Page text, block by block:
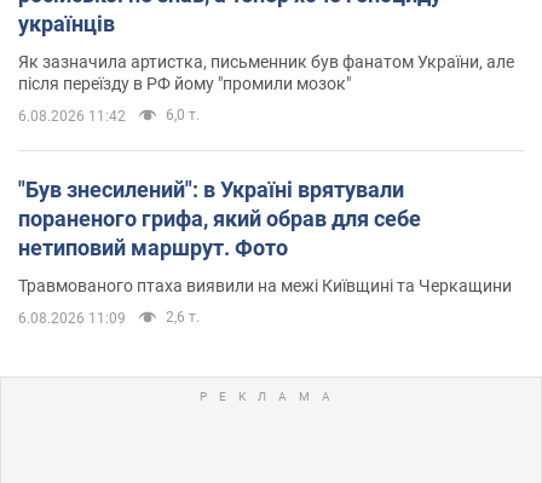
українців
Як зазначила артистка, письменник був фанатом України, але
після переїзду в РФ йому "промили мозок"
6.08.2026 11:42 6,0 т.
"Був знесилений": в Україні врятували
пораненого грифа, який обрав для себе
нетиповий маршрут. Фото
Травмованого птаха виявили на межі Київщині та Черкащини
6.08.2026 11:09 2,6 т.